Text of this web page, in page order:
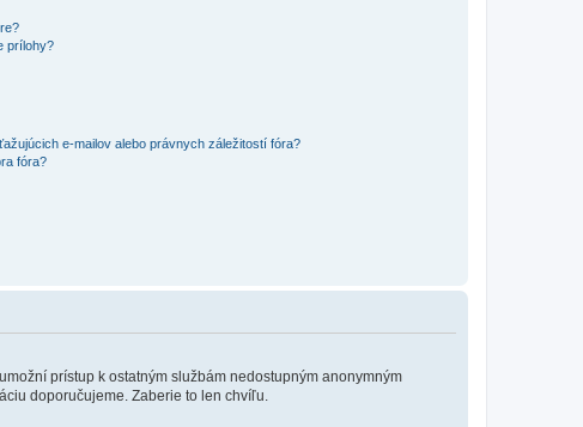
prílohy?
e-mailov alebo právnych záležitostí fóra?
fóra?
prístup k ostatným službám nedostupným anonymným
doporučujeme. Zaberie to len chvíľu.